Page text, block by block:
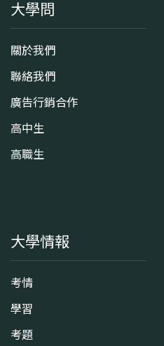
大學問
關於我們
聯絡我們
廣告行銷合作
高中生
高職生
大學情報
考情
學習
考題